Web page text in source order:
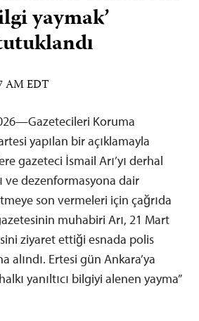
yaymak’
AM EDT
Koruma
yapılan bir açıklamayla
gazeteci İsmail Arı’yı derhal
ve dezenformasyona dair
son vermeleri için çağrıda
muhabiri Arı, 21 Mart
ziyaret ettiği esnada polis
alındı. Ertesi gün Ankara’ya
yanıltıcı bilgiyi alenen yayma”